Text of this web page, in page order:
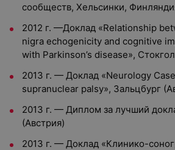
сообществ, Хельсинки,
2012 г. —Доклад «Relationship
nigra echogenicity and cognitive
with Parkinson’s disease»,
2013 г. — Доклад «Neurology
supranuclear palsy», Зальцбург
2013 г. — Диплом за лучший
(Австрия)
2013 г. — Доклад «Клинико-